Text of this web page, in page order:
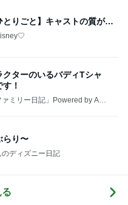
とりごと】キャストの質が…
クターのいるバディTシャ
！
ァミリー日記」Powered by Ame
らり〜
ディズニー日記